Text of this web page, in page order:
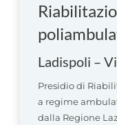
Ladispoli –
Presidio di
a regime
dalla Regione